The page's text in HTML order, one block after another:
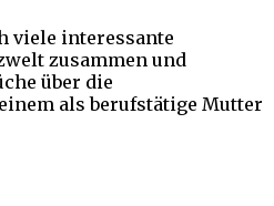
viele interessante
zusammen und
über die
als berufstätige Mutter